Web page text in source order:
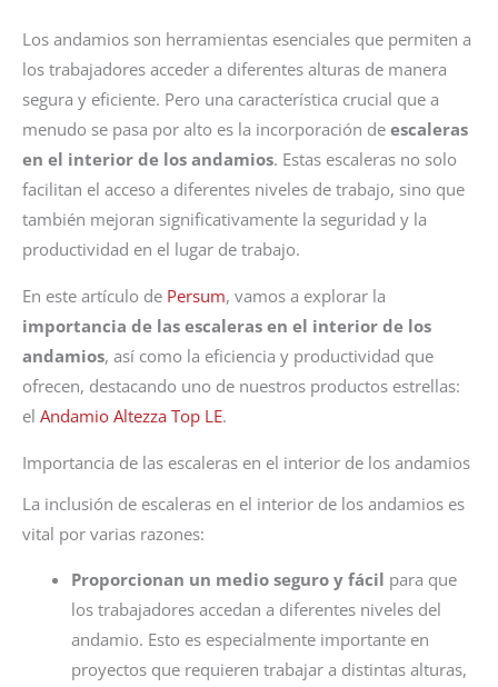
Los andamios son herramientas esenciales que permiten a
los trabajadores acceder a diferentes alturas de manera
segura y eficiente. Pero una característica crucial que a
menudo se pasa por alto es la incorporación de escaleras
en el interior de los andamios. Estas escaleras no solo
facilitan el acceso a diferentes niveles de trabajo, sino que
también mejoran significativamente la seguridad y la
productividad en el lugar de trabajo.
En este artículo de Persum, vamos a explorar la
importancia de las escaleras en el interior de los
andamios, así como la eficiencia y productividad que
ofrecen, destacando uno de nuestros productos estrellas:
el Andamio Altezza Top LE.
Importancia de las escaleras en el interior de los andamios
La inclusión de escaleras en el interior de los andamios es
vital por varias razones:
Proporcionan un medio seguro y fácil para que
los trabajadores accedan a diferentes niveles del
andamio. Esto es especialmente importante en
proyectos que requieren trabajar a distintas alturas,